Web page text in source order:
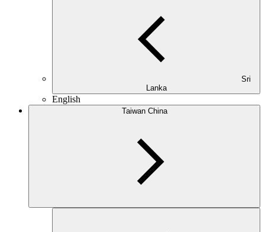
Lanka
English
Taiwan China